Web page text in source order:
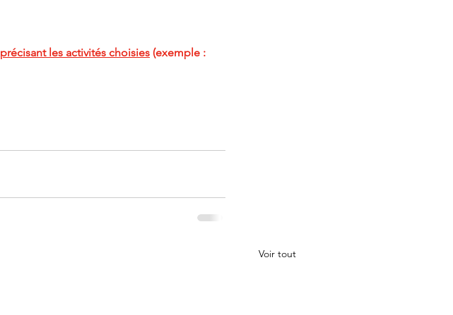
précisant les activités choisies (exemple :
Voir tout